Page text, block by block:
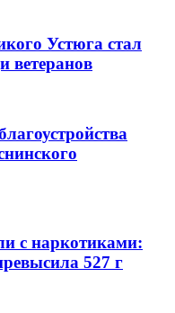
Устюга стал
ветеранов
с наркотиками:
527 г